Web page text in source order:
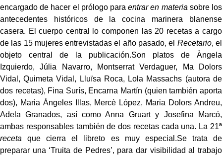
encargado de hacer el prólogo paraentrar en materia sobre los
antecedentes históricos de la cocina marinera blanense
casera. El cuerpo central lo componen las 20 recetas a cargo
de las 15 mujeres entrevistadas el año pasado, el Recetario, el
objeto central de la publicación.Son platos de Àngela
Izquierdo, Júlia Navarro, Montserrat Verdaguer, Ma Dolors
Vidal, Quimeta Vidal, Lluïsa Roca, Lola Massachs (autora de
dos recetas), Fina Surís, Encarna Martín (quien también aporta
dos), Maria Àngeles Illas, Mercè López, Maria Dolors Andreu,
Adela Granados, así como Anna Gruart y Josefina Marcó,
ambas responsables también de dos recetas cada una. La 21ª
receta que cierra el libreto es muy especial.Se trata de
preparar una ‘Truita de Pedres’, para dar visibilidad al trabajo